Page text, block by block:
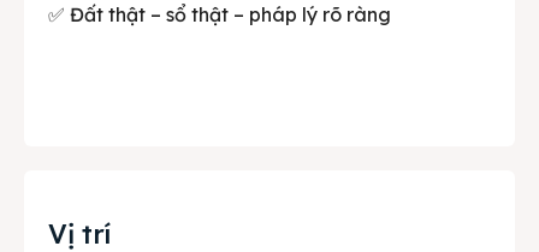
✅ Đất thật – sổ thật – pháp lý rõ ràng
Vị trí